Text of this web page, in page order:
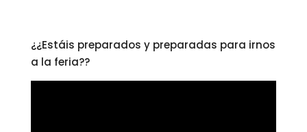
¿¿Estáis preparados y preparadas para irnos
a la feria??